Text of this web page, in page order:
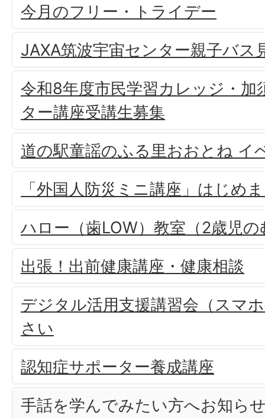
今月のフリー・トライデー
JAXA筑波宇宙センター親子バス
令和8年度市民学習カレッジ・
ター講座受講生募集
道の駅童謡のふる里おおとね イ
「外国人防災ミニ講座」はじめ
ハロー（歯LOW）教室（2歳児
出張！出前健康講座・健康相談
デジタル活用支援講習会（スマ
さい
認知症サポーター養成講座
手話を学んでみたい方へお知ら